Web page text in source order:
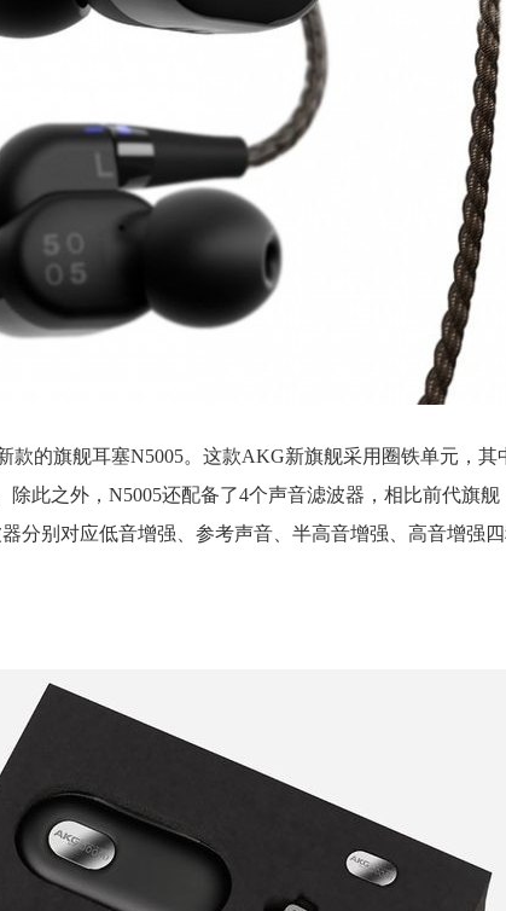
的旗舰耳塞N5005。这款AKG新旗舰采用圈铁单元，其
此之外，N5005还配备了4个声音滤波器，相比前代旗
分别对应低音增强、参考声音、半高音增强、高音增强